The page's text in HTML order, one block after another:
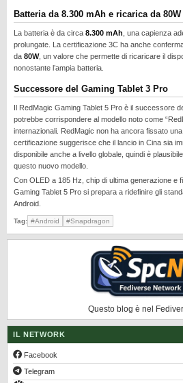
Batteria da 8.300 mAh e ricarica da 80W
La batteria è da circa 8.300 mAh , una capienza
prolungate. La certificazione 3C ha anche
da 80W, un valore che permette di ricaricare il
nonostante l’ampia batteria.
Successore del Gaming Tablet 3 Pro
Il RedMagic Gaming Tablet 5 Pro è il successore
potrebbe corrispondere al modello noto come
internazionali. RedMagic non ha ancora fissato
certificazione suggerisce che il lancio in Cina sia
disponibile anche a livello globale, quindi è
questo nuovo modello.
Con OLED a 185 Hz, chip di ultima generazione e
Gaming Tablet 5 Pro si prepara a ridefinire gli
Android.
Tag: #Android #Snapdragon
Questo blog è nel
IL NETWORK
Facebook
Telegram